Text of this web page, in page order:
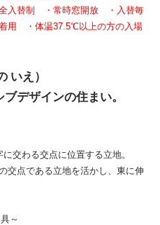
入替制 ・常時窓開放 ・入替毎
用 ・体温37.5℃以上の方の入場
いえ）
デザインの住まい。
交わる交点に位置する立地。
交点である立地を活かし、東に伸
～